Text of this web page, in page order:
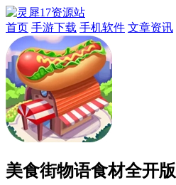
首页 手游下载 手机软件 文章资讯
美食街物语食材全开版